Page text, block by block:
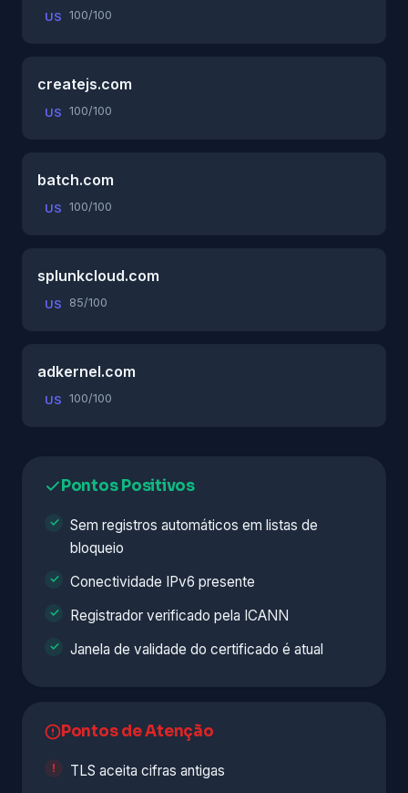
US 100/100
createjs.com
US 100/100
batch.com
US 100/100
splunkcloud.com
US 85/100
adkernel.com
US 100/100
Pontos Positivos
Sem registros automáticos em listas de
bloqueio
Conectividade IPv6 presente
Registrador verificado pela ICANN
Janela de validade do certificado é atual
Pontos de Atenção
TLS aceita cifras antigas